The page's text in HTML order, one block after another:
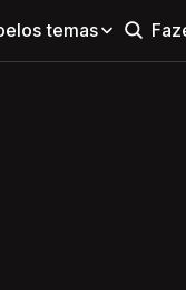
temas